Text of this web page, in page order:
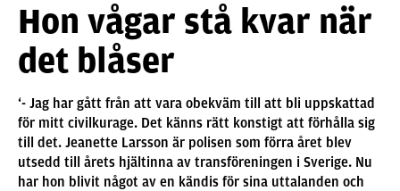
Hon vågar stå kvar när
det blåser
‘- Jag har gått från att vara obekväm till att bli uppskattad
för mitt civilkurage. Det känns rätt konstigt att förhålla sig
till det. Jeanette Larsson är polisen som förra året blev
utsedd till årets hjältinna av transföreningen i Sverige. Nu
har hon blivit något av en kändis för sina uttalanden och